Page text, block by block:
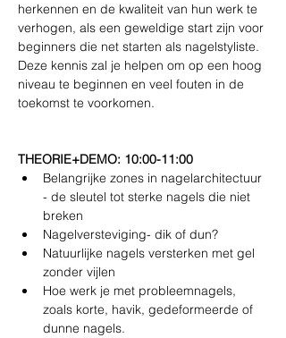
herkennen en de kwaliteit van hun werk te
verhogen, als een geweldige start zijn voor
beginners die net starten als nagelstyliste.
Deze kennis zal je helpen om op een hoog
niveau te beginnen en veel fouten in de
toekomst te voorkomen.
THEORIE+DEMO: 10:00-11:00
Belangrijke zones in nagelarchitectuur
- de sleutel tot sterke nagels die niet
breken
Nagelversteviging- dik of dun?
Natuurlijke nagels versterken met gel
zonder vijlen
Hoe werk je met probleemnagels,
zoals korte, havik, gedeformeerde of
dunne nagels.